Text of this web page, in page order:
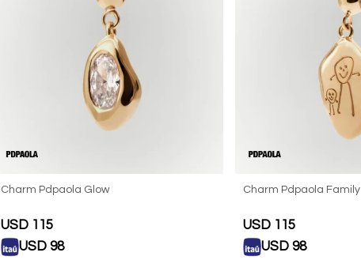
Charm Pdpaola Glow
USD 115
USD 98
Charm Pdpaola Family
USD 115
USD 98